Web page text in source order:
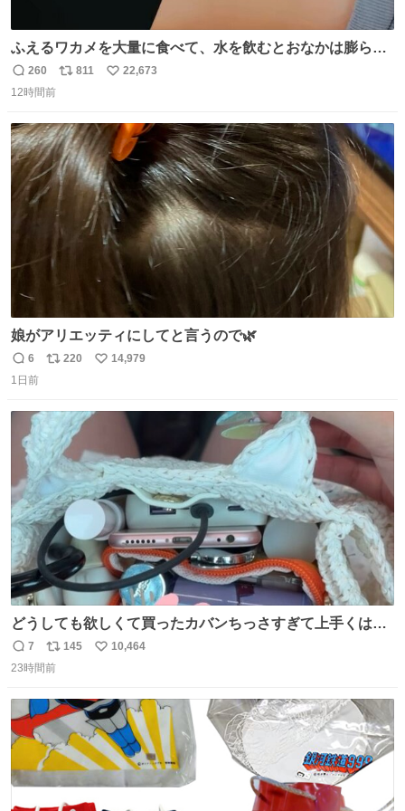
ふえるワカメを大量に食べて、水を飲むとおなかは膨ら
む・・・・！？ ⚠️よい子は絶対マネしないでね⚠️ #夏休み
の自由研究
返
信
260
リ
ト
数
811
い
数
22,673
12時間前
娘がアリエッティにしてと言うので🌿
返
信
6
リ
ト
数
220
い
14,979
1日前
どうしても欲しくて買ったカバンちっさすぎて上手くはめ
ないと荷物入らん。女のカバンってなんでこんなちっさい
の
返
信
7
リ
ポ
ト
数
145
い
数
10,464
23時間前